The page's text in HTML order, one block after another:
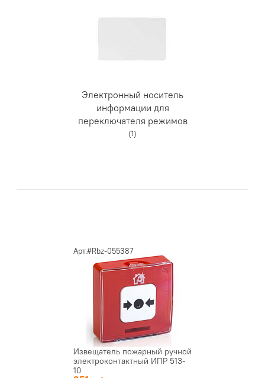
Электронный носитель
информации для
переключателя режимов
(1)
Арт.#Rbz-055387
Извещатель пожарный ручной
электроконтактный ИПР 513-
10